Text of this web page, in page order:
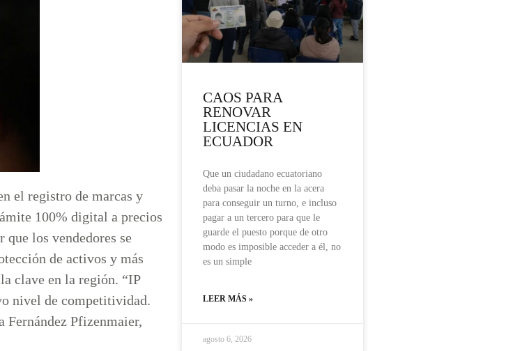
el registro de marcas y
100% digital a precios
los vendedores se
de activos y más
clave en la región. “IP
nivel de competitividad.
Pfizenmaier,
CAOS PARA
RENOVAR
LICENCIAS EN
ECUADOR
Que un ciudadano ecuatoriano
deba pasar la noche en la acera
para conseguir un turno, e incluso
pagar a un tercero para que le
guarde el puesto porque de otro
modo es imposible acceder a él, no
es un simple
LEER MÁS »
agosto 6, 2026